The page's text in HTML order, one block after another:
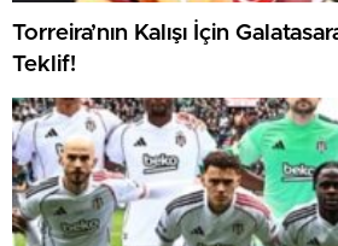
Torreira’nın Kalışı İçin
Teklif!